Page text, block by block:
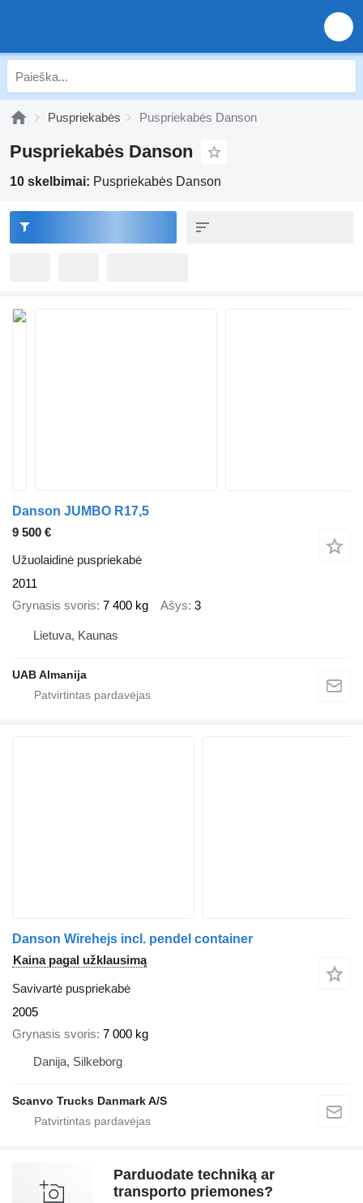
Puspriekabės Puspriekabės Danson
Puspriekabės Danson
10 skelbimai: Puspriekabės Danson
Danson JUMBO R17,5
9 500 €
Užuolaidinė puspriekabė
2011
Grynasis svoris 7 400 kg Ašys 3
Lietuva, Kaunas
UAB Almanija
Danson Wirehejs incl. pendel container
Kaina pagal užklausimą
Savivartė puspriekabė
2005
Grynasis svoris 7 000 kg
Danija, Silkeborg
Scanvo Trucks Danmark A/S
Parduodate techniką ar
transporto priemones?